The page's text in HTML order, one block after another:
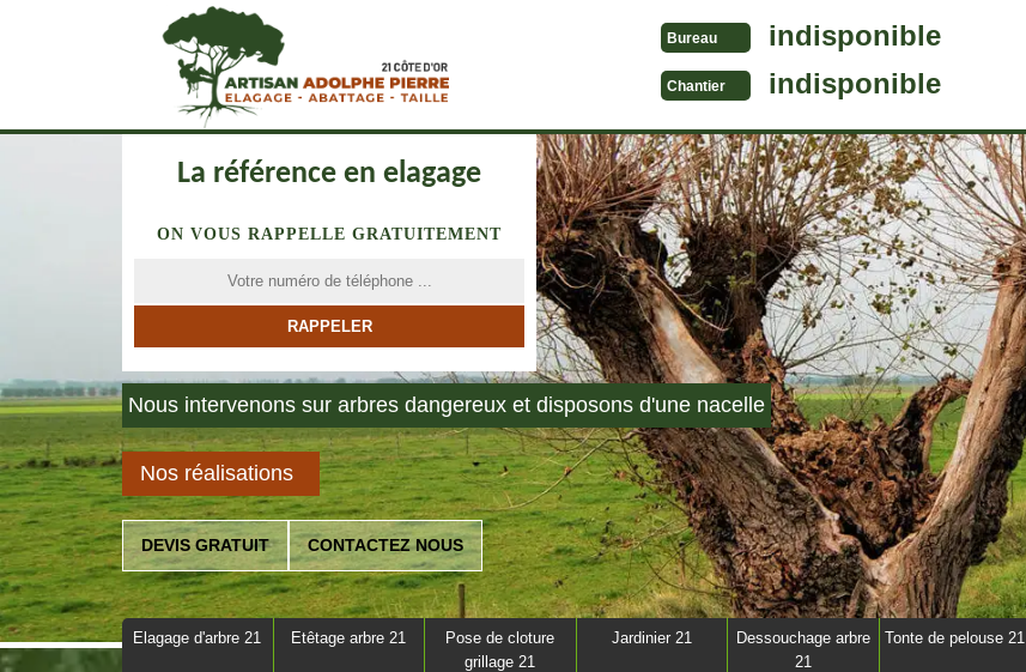
Bureau indisponible
Chantier indisponible
La référence en elagage
ON VOUS RAPPELLE GRATUITEMENT
Nous intervenons sur arbres dangereux et disposons d'une nacelle
Nos réalisations
DEVIS GRATUIT CONTACTEZ NOUS
Elagage d'arbre 21 Etêtage arbre 21
Pose de cloture
grillage 21
Jardinier 21
Dessouchage arbre
21
Tonte de pelouse 21